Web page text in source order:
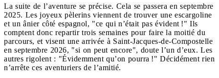
La suite de l’aventure se précise. Cela se passera en septembre
2025. Les joyeux pèlerins viennent de trouver une escargoline
et un ânier côté espagnol, "ce qui n’était pas évident !" Ils
comptent donc repartir trois semaines pour faire la moitié du
parcours, et visent une arrivée à Saint-Jacques-de-Compostelle
en septembre 2026, "si on peut encore", doute l’un d’eux. Les
autres rigolent : "Évidemment qu’on pourra !" Décidément rien
n’arrête ces aventuriers de l’amitié.